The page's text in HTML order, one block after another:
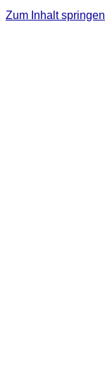
Zum Inhalt springen